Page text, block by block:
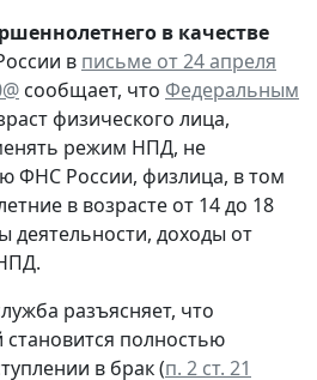
в качестве
в письме от 24 апреля
сообщает, что Федеральным
физического лица,
режим НПД, не
ФНС России, физлица, в том
в возрасте от 14 до 18
деятельности, доходы от
разъясняет, что
полностью
в брак (п. 2 ст. 21